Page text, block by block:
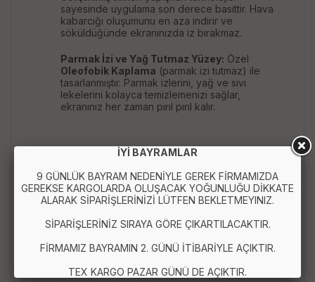
sayesinde uygulama son derece basittir. Hava
kabarcığı oluşumunu en aza indirir ve
söküldüğünde ekranınızda iz bırakmaz.
Parmak İzi ve Yağ Tutmaz Yüzey: Özel
Oleofobik Kaplama (parmak izi tutmaz) ile
tasarlanmıştır. Parmak izlerini, yağ ve sıvı
lekelerini kolayca temizlemenizi sağlar,
ekranınız her zaman pırıl pırıl kalır.
Kırılmaz cam ekran koruyucu
Temperli cam
İYİ BAYRAMLAR
9 GÜNLÜK BAYRAM NEDENİYLE GEREK FİRMAMIZDA
GEREKSE KARGOLARDA OLUŞACAK YOĞUNLUĞU DİKKATE
ALARAK SİPARİŞLERİNİZİ LÜTFEN BEKLETMEYINIZ.
SİPARİŞLERİNİZ SIRAYA GÖRE ÇIKARTILACAKTIR.
FİRMAMIZ BAYRAMIN 2. GÜNÜ İTİBARİYLE AÇIKTIR.
TEX KARGO PAZAR GÜNÜ DE AÇIKTIR.